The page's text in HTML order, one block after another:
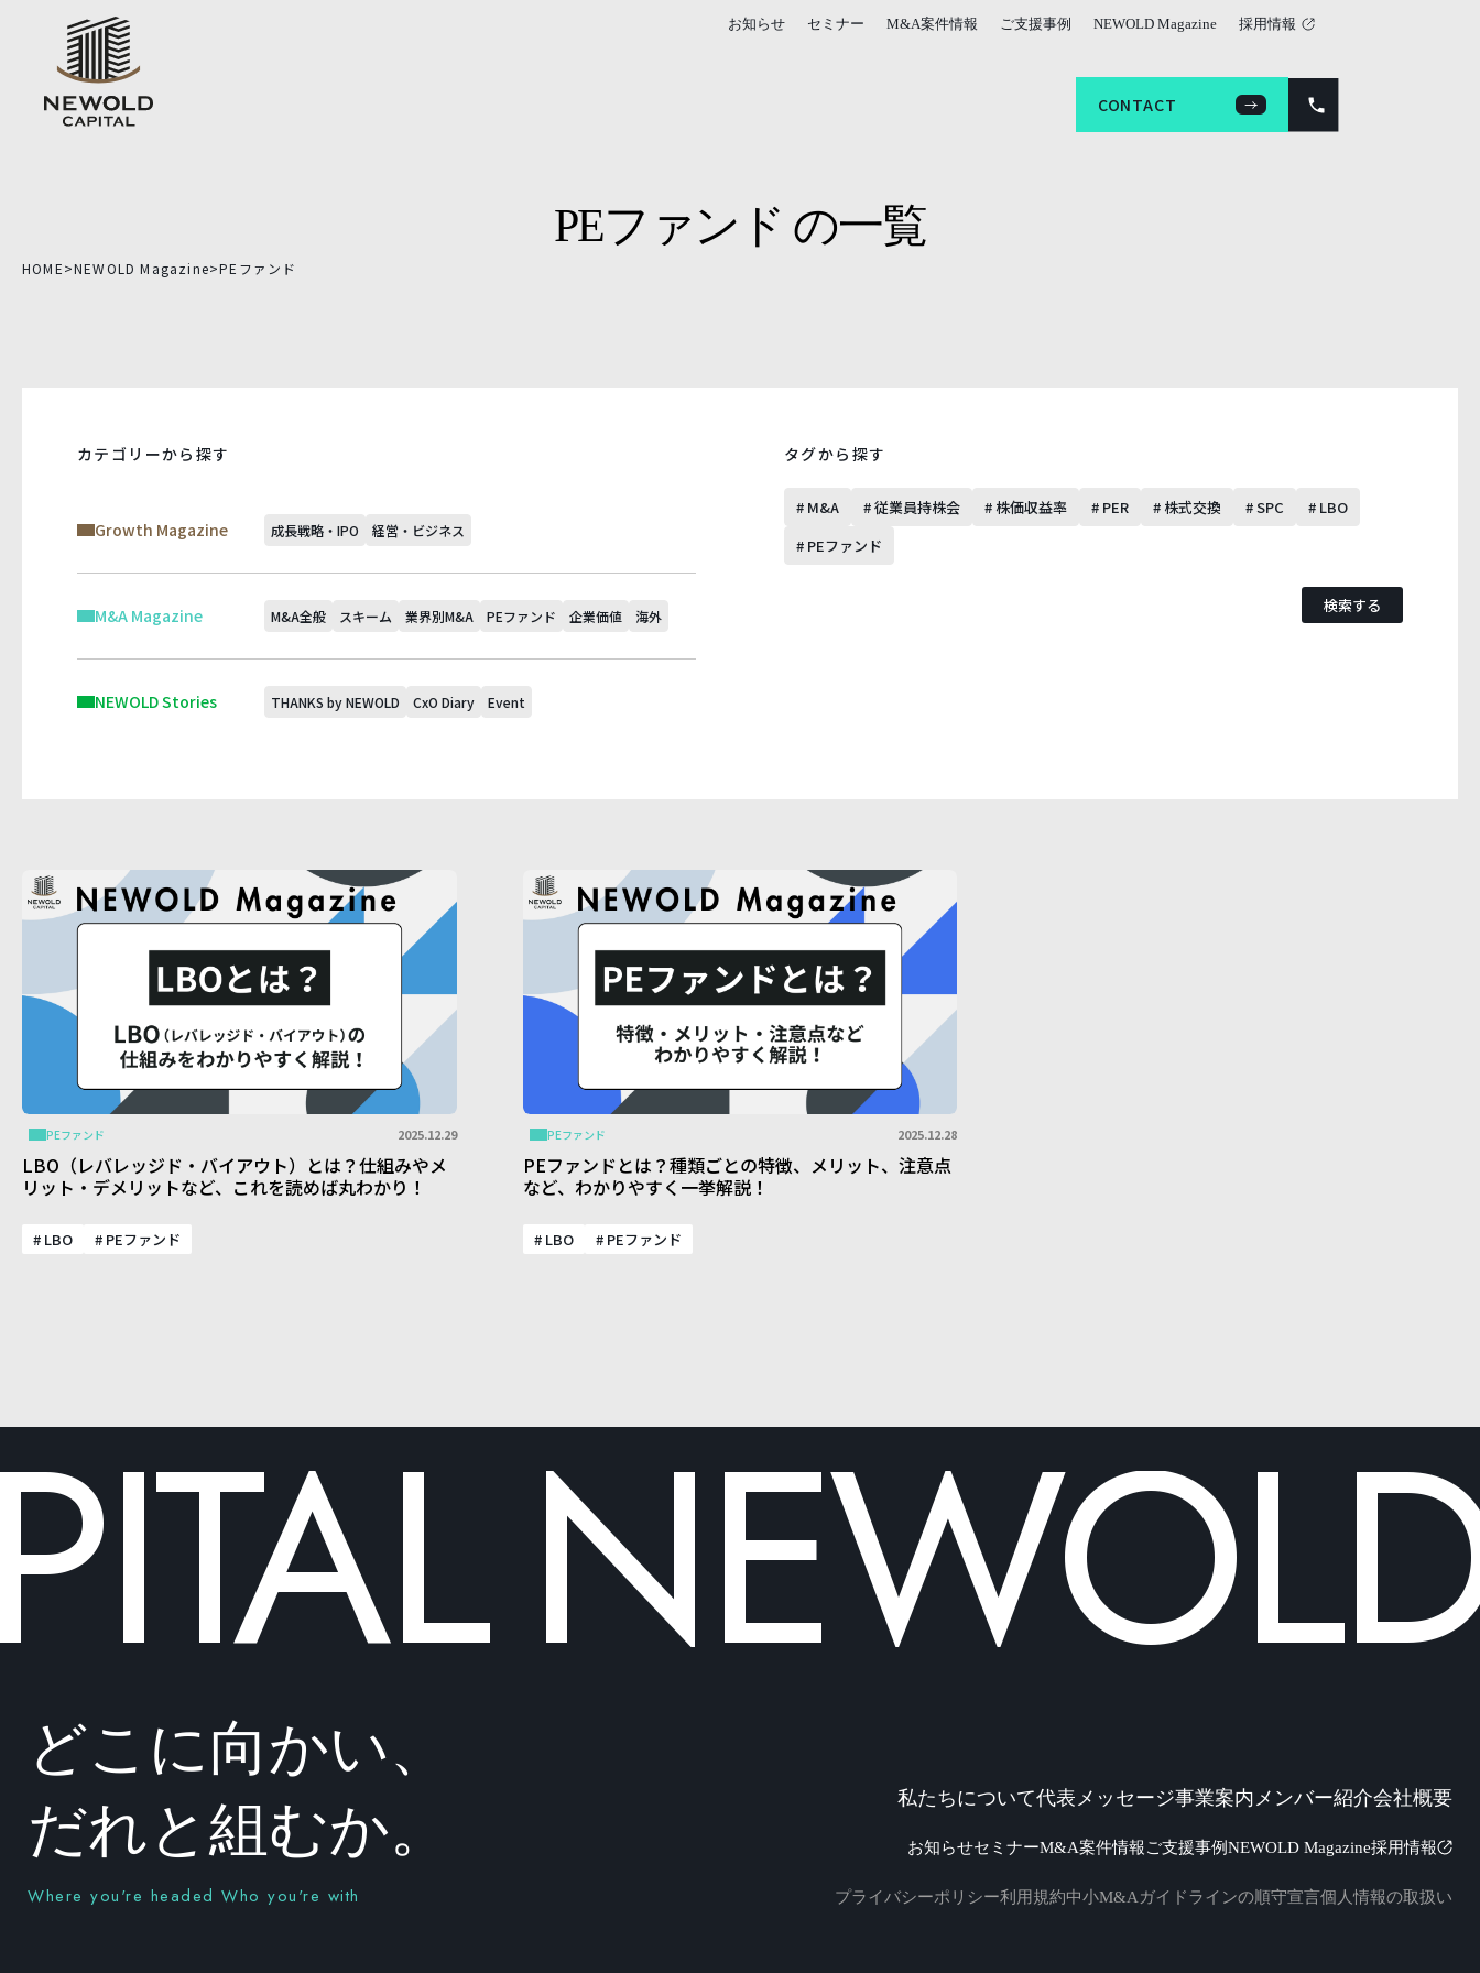
お知らせ セミナー M&A案件情報 ご支援事例 NEWOLD Magazine 採用情報
CONTACT
CONTACT
PEファンド の一覧
HOME>NEWOLD Magazine>PEファンド
カテゴリーから探す
Growth Magazine 成長戦略・IPO 経営・ビジネス
M&A Magazine M&A全般 スキーム 業界別M&A PEファンド 企業価値 海外
NEWOLD Stories THANKS by NEWOLD CxO Diary Event
タグから探す
# M&A # 従業員持株会 # 株価収益率 # PER # 株式交換 # SPC
# LBO
# PEファンド
検索する
PEファンド 2025.12.29
LBO（レバレッジド・バイアウト）とは？仕組みやメ
リット・デメリットなど、これを読めば丸わかり！
# LBO # PEファンド
PEファンド 2025.12.28
PEファンドとは？種類ごとの特徴、メリット、注意点
など、わかりやすく一挙解説！
# LBO # PEファンド
NEWOLD
どこに向かい、
だれと組むか。
Where you're headed Who you're with
私たちについて代表メッセージ事業案内 メンバー紹介会社概要
お知らせセミナーM&A案件情報ご支援事例NEWOLD Magazine採用情報
プライバシーポリシー利用規約中小M&Aガイドラインの順守宣言個人情報の取扱い